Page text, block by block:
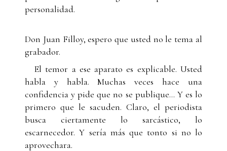
personalidad.
Don Juan Filloy, espero que usted no le tema al
grabador.
El temor a ese aparato es explicable. Usted
habla y habla. Muchas veces hace una
confidencia y pide que no se publique... Y es lo
primero que le sacuden. Claro, el periodista
busca ciertamente lo sarcástico, lo
escarnecedor. Y sería más que tonto si no lo
aprovechara.